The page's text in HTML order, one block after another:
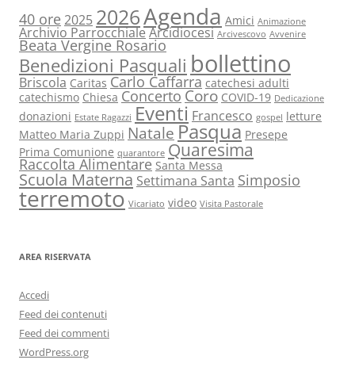
40 ore 2025 2026Agenda Amici Animazione
Archivio ParrocchialeArcidiocesi Arcivescovo Avvenire
Beata Vergine Rosario
Benedizioni Pasquali bollettino
Briscola Caritas Carlo Caffarra catechesi adulti
catechismo Chiesa Concerto Coro COVID-19 Dedicazione
donazioni Estate Ragazzi Eventi Francesco gospel letture
Matteo Maria Zuppi NatalePasqua Presepe
Prima Comunione quarantore Quaresima
Raccolta Alimentare Santa Messa
Scuola Materna Settimana Santa Simposio
terremoto Vicariato video Visita Pastorale
AREA RISERVATA
Accedi
Feed dei contenuti
Feed dei commenti
WordPress.org